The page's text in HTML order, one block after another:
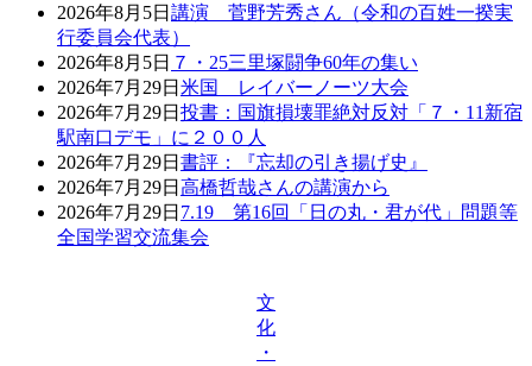
2026年8月5日 講演 菅野芳秀さん（令和の百姓一揆実
行委員会代表）
2026年8月5日 ７・25三里塚闘争60年の集い
2026年7月29日 米国 レイバーノーツ大会
2026年7月29日 投書：国旗損壊罪絶対反対「７・11新宿
駅南口デモ」に２００人
2026年7月29日 書評：『忘却の引き揚げ史』
2026年7月29日 高橋哲哉さんの講演から
2026年7月29日 7.19 第16回「日の丸・君が代」問題等
全国学習交流集会
文
化
・